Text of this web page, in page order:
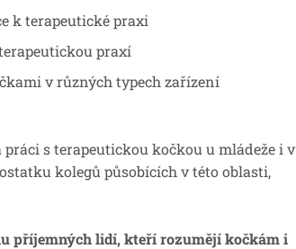
k terapeutické praxi
praxí
v různých typech zařízení
s terapeutickou kočkou u mládeže i v
kolegů působících v této oblasti,
příjemných lidí, kteří rozumějí kočkám i